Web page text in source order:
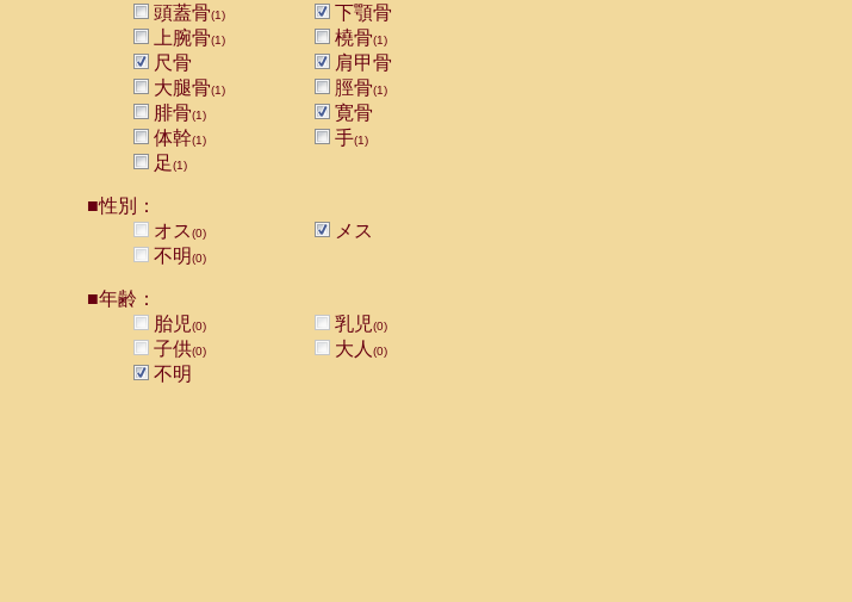
頭蓋骨(1)
下顎骨
上腕骨(1) 橈骨(1)
尺骨
肩甲骨
大腿骨(1) 脛骨(1)
腓骨(1)
寛骨
体幹(1) 手(1)
足(1)
■性別：
オス(0)
メス
不明(0)
■年齢：
胎児(0) 乳児(0)
子供(0) 大人 (0)
不明